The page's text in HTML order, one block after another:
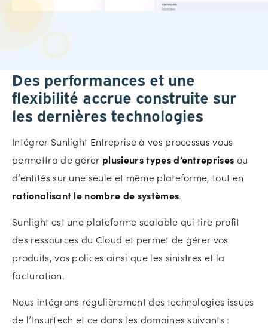
Des performances et une
flexibilité accrue construite sur
les dernières technologies
Intégrer Sunlight Entreprise à vos processus vous
permettra de gérer plusieurs types d’entreprises ou
d’entités sur une seule et même plateforme, tout en
rationalisant le nombre de systèmes.
Sunlight est une plateforme scalable qui tire profit
des ressources du Cloud et permet de gérer vos
produits, vos polices ainsi que les sinistres et la
facturation.
Nous intégrons régulièrement des technologies issues
de l’InsurTech et ce dans les domaines suivants :